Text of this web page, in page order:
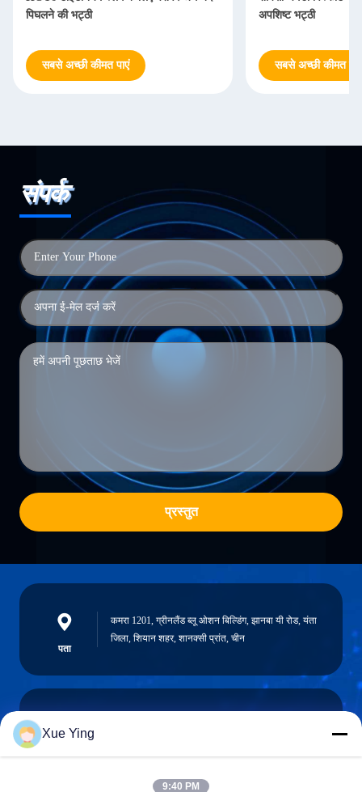
पिघलने की भट्ठी
सबसे अच्छी कीमत पाएं
अपशिष्ट भट्ठी
सबसे अच्छी कीमत पाएं
संपर्क
प्रस्तुत
पता
कमरा 1201, ग्रीनलैंड ब्लू ओशन बिल्डिंग, झानबा यी रोड, यंता
जिला, शियान शहर, शानक्सी प्रांत, चीन
E-mail
Xue Ying
9:40 PM